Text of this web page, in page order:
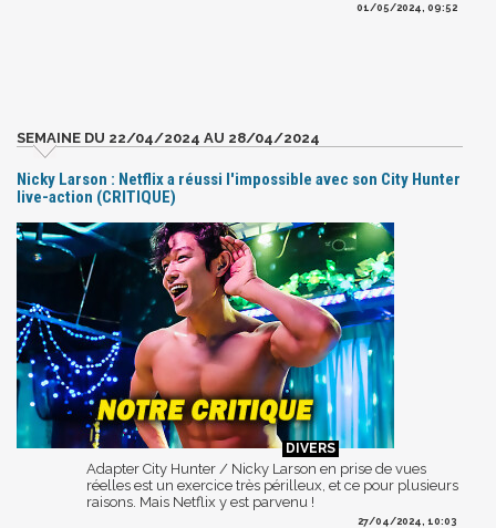
01/05/2024, 09:52
SEMAINE DU 22/04/2024 AU 28/04/2024
Nicky Larson : Netflix a réussi l'impossible avec son City Hunter
live-action (CRITIQUE)
Adapter City Hunter / Nicky Larson en prise de vues
réelles est un exercice très périlleux, et ce pour plusieurs
raisons. Mais Netflix y est parvenu !
27/04/2024, 10:03